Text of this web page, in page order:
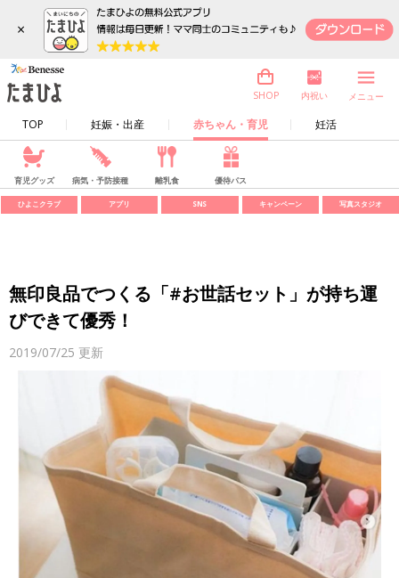
×
TOP 妊娠・出産 赤ちゃん・育児 妊活
SHOP 内祝い メニュー
育児グッズ 病気・予防接種 離乳食 優待パス
ひよこクラブ アプリ SNS キャンペーン 写真スタジオ
無印良品でつくる「#お世話セット」が持ち運
びできて優秀！
2019/07/25 更新